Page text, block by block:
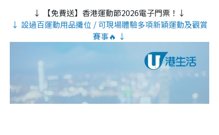
↓ 【免費送】香港運動節2026電子門票！↓
↓ 設過百運動用品攤位 / 可現場體驗多項新穎運動及觀賞
賽事🔥 ↓